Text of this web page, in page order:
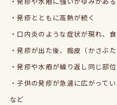
・発疹とともに高熱が続く
・口内炎のような症状が現れ、
・発疹が出た後、痂皮（かさぶ
・発疹や水疱が繰り返し同じ部
・子供の発疹が急速に広がってい
など